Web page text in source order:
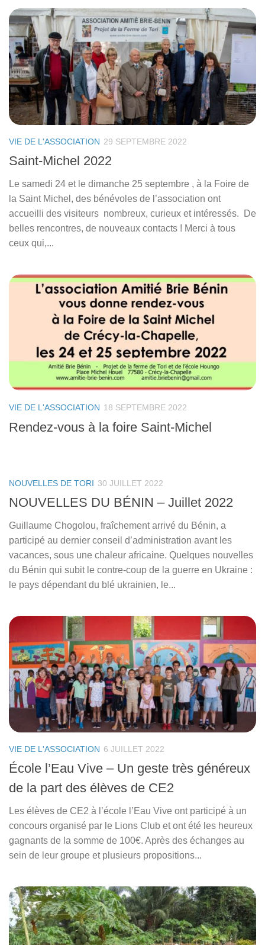
VIE DE L'ASSOCIATION 29 SEPTEMBRE 2022
Saint-Michel 2022
Le samedi 24 et le dimanche 25 septembre , à la Foire de
la Saint Michel, des bénévoles de l’association ont
accueilli des visiteurs nombreux, curieux et intéressés. De
belles rencontres, de nouveaux contacts ! Merci à tous
ceux qui,...
VIE DE L'ASSOCIATION 18 SEPTEMBRE 2022
Rendez-vous à la foire Saint-Michel
NOUVELLES DE TORI 30 JUILLET 2022
NOUVELLES DU BÉNIN – Juillet 2022
Guillaume Chogolou, fraîchement arrivé du Bénin, a
participé au dernier conseil d’administration avant les
vacances, sous une chaleur africaine. Quelques nouvelles
du Bénin qui subit le contre-coup de la guerre en Ukraine :
le pays dépendant du blé ukrainien, le...
VIE DE L'ASSOCIATION 6 JUILLET 2022
École l’Eau Vive – Un geste très généreux
de la part des élèves de CE2
Les élèves de CE2 à l’école l’Eau Vive ont participé à un
concours organisé par le Lions Club et ont été les heureux
gagnants de la somme de 100€. Après des échanges au
sein de leur groupe et plusieurs propositions...